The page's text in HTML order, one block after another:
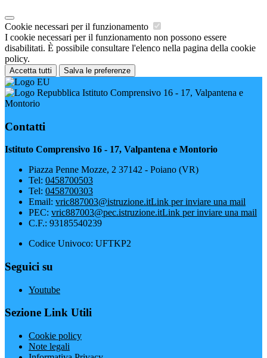
Cookie necessari per il funzionamento
I cookie necessari per il funzionamento non possono essere
disabilitati. È possibile consultare l'elenco nella pagina della cookie
policy.
Accetta tutti Salva le preferenze
Istituto Comprensivo 16 - 17, Valpantena e
Montorio
Contatti
Istituto Comprensivo 16 - 17, Valpantena e Montorio
Piazza Penne Mozze, 2 37142 - Poiano (VR)
Tel: 0458700503
Tel: 0458700303
Email: vric887003@istruzione.itLink per inviare una mail
PEC: vric887003@pec.istruzione.itLink per inviare una mail
C.F.: 93185540239
Codice Univoco: UFTKP2
Seguici su
Youtube
Sezione Link Utili
Cookie policy
Note legali